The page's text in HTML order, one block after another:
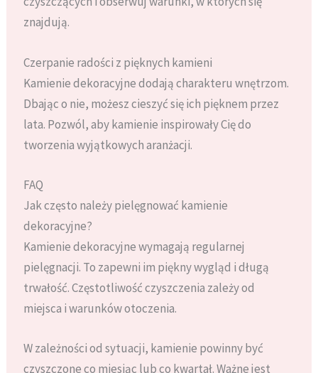
znajdują.
Czerpanie radości z pięknych kamieni
Kamienie dekoracyjne dodają charakteru wnętrzom.
Dbając o nie, możesz cieszyć się ich pięknem przez
lata. Pozwól, aby kamienie inspirowały Cię do
tworzenia wyjątkowych aranżacji.
FAQ
Jak często należy pielęgnować kamienie
dekoracyjne?
Kamienie dekoracyjne wymagają regularnej
pielęgnacji. To zapewni im piękny wygląd i długą
trwałość. Częstotliwość czyszczenia zależy od
miejsca i warunków otoczenia.
W zależności od sytuacji, kamienie powinny być
czyszczone co miesiąc lub co kwartał. Ważne jest